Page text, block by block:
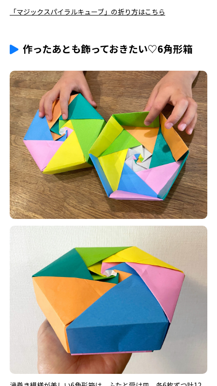
「マジックスパイラルキューブ」の折り方はこちら
作ったあとも飾っておきたい♡6角形箱